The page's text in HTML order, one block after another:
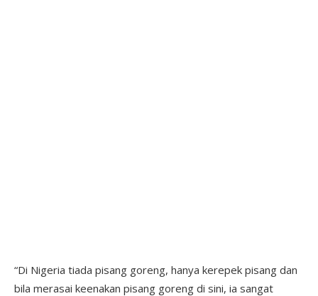
“Di Nigeria tiada pisang goreng, hanya kerepek pisang dan
bila merasai keenakan pisang goreng di sini, ia sangat